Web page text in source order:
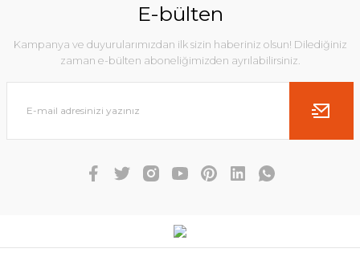
E-bülten
Kampanya ve duyurularımızdan ilk sizin haberiniz olsun! Dilediğiniz
zaman e-bülten aboneliğimizden ayrılabilirsiniz.